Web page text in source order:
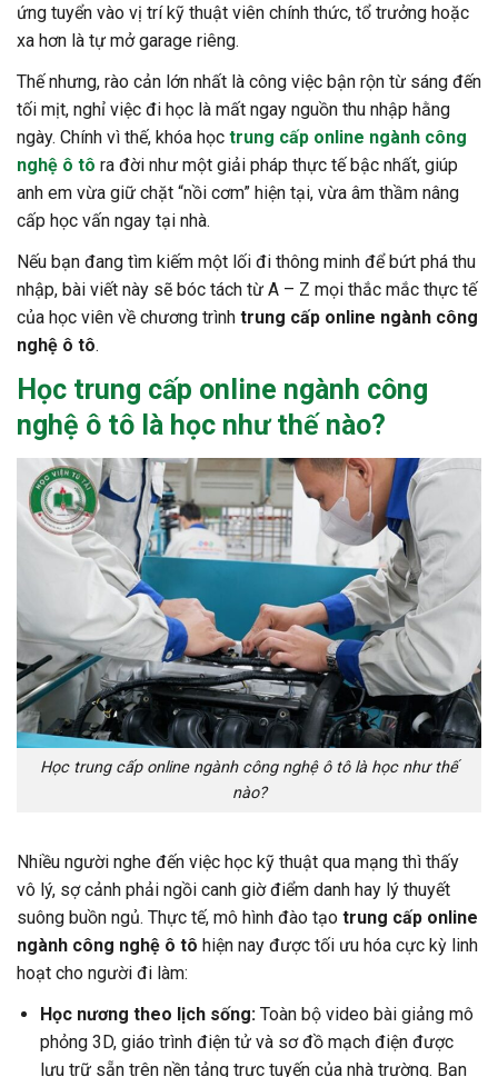
ứng tuyển vào vị trí kỹ thuật viên chính thức, tổ trưởng hoặc
xa hơn là tự mở garage riêng.
Thế nhưng, rào cản lớn nhất là công việc bận rộn từ sáng đến
tối mịt, nghỉ việc đi học là mất ngay nguồn thu nhập hằng
ngày. Chính vì thế, khóa học trung cấp online ngành công
nghệ ô tô ra đời như một giải pháp thực tế bậc nhất, giúp
anh em vừa giữ chặt “nồi cơm” hiện tại, vừa âm thầm nâng
cấp học vấn ngay tại nhà.
Nếu bạn đang tìm kiếm một lối đi thông minh để bứt phá thu
nhập, bài viết này sẽ bóc tách từ A – Z mọi thắc mắc thực tế
của học viên về chương trình trung cấp online ngành công
nghệ ô tô.
Học trung cấp online ngành công
nghệ ô tô là học như thế nào?
Học trung cấp online ngành công nghệ ô tô là học như thế
nào?
Nhiều người nghe đến việc học kỹ thuật qua mạng thì thấy
vô lý, sợ cảnh phải ngồi canh giờ điểm danh hay lý thuyết
suông buồn ngủ. Thực tế, mô hình đào tạo trung cấp online
ngành công nghệ ô tô hiện nay được tối ưu hóa cực kỳ linh
hoạt cho người đi làm:
Học nương theo lịch sống:Toàn bộ video bài giảng mô
phỏng 3D, giáo trình điện tử và sơ đồ mạch điện được
lưu trữ sẵn trên nền tảng trực tuyến của nhà trường. Bạn